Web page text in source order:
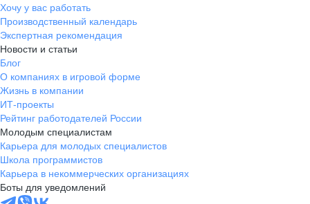
Хочу у вас работать
Производственный календарь
Экспертная рекомендация
Новости и статьи
Блог
О компаниях в игровой форме
Жизнь в компании
ИТ-проекты
Рейтинг работодателей России
Молодым специалистам
Карьера для молодых специалистов
Школа программистов
Карьера в некоммерческих организациях
Боты для уведомлений